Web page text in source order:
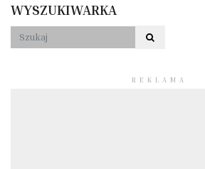
WYSZUKIWARKA
REKLAMA